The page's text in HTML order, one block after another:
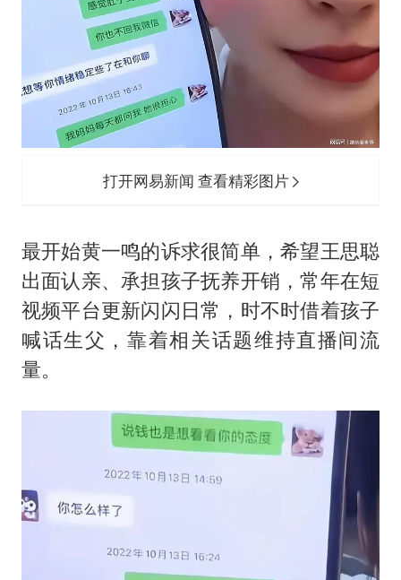
打开网易新闻 查看精彩图片
最开始黄一鸣的诉求很简单，希望王思聪
出面认亲、承担孩子抚养开销，常年在短
视频平台更新闪闪日常，时不时借着孩子
喊话生父，靠着相关话题维持直播间流
量。